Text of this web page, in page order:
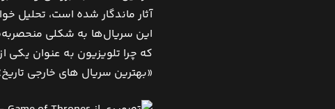
آثار ماندگار شده است، تحلیل
این سریال‌ها به شکلی
که چرا تلویزیون به عنوان
«بهترین سریال ‌های خارجی تاریخ» را به خود